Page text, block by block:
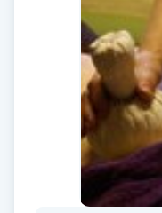
Fransförlängning Volym
Fransk manikyr
Fransrengöring
Frekvensterapi